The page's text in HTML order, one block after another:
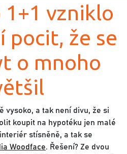
1+1 vzniklo
pocit, že se
o mnoho
vysoko, a tak není divu, že si
koupit na hypotéku jen malé
stísněně, a tak se
Woodface. Řešení? Ze dvou